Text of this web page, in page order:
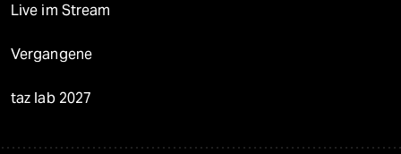
Live im Stream
Vergangene
taz lab 2027